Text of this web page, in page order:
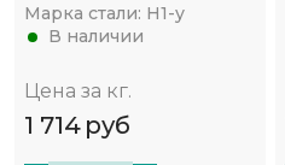
Марка стали: Н1-у
В наличии
Цена за кг.
1 714 руб